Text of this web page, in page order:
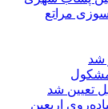
مراتع
شد
مشکول
تعیین شد